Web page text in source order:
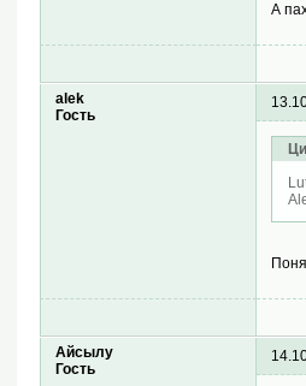
А
alek
Гость
Айсылу
Гость